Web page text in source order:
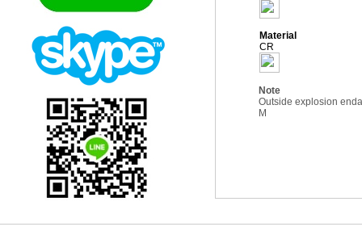
Material
CR
Note
Outside explosion
M